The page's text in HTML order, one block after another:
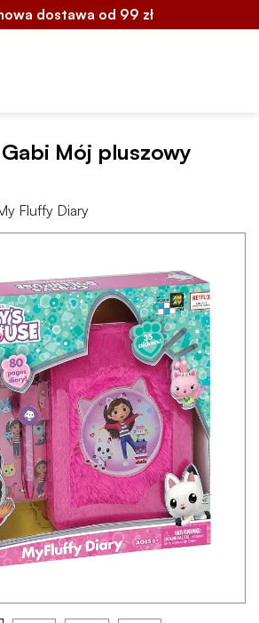
dostawa od 99 zł
Mój pluszowy
Fluffy Diary